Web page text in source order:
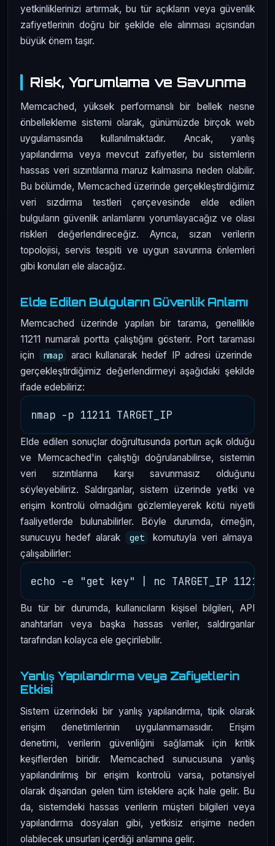
yetkinliklerinizi artırmak, bu tür açıkların veya güvenlik
zafiyetlerinin doğru bir şekilde ele alınması açısından
büyük önem taşır.
Risk, Yorumlama ve Savunma
Memcached, yüksek performanslı bir bellek nesne
önbellekleme sistemi olarak, günümüzde birçok web
uygulamasında kullanılmaktadır. Ancak, yanlış
yapılandırma veya mevcut zafiyetler, bu sistemlerin
hassas veri sızıntılarına maruz kalmasına neden olabilir.
Bu bölümde, Memcached üzerinde gerçekleştirdiğimiz
veri sızdırma testleri çerçevesinde elde edilen
bulguların güvenlik anlamlarını yorumlayacağız ve olası
riskleri değerlendireceğiz. Ayrıca, sızan verilerin
topolojisi, servis tespiti ve uygun savunma önlemleri
gibi konuları ele alacağız.
Elde Edilen Bulguların Güvenlik Anlamı
Memcached üzerinde yapılan bir tarama, genellikle
11211 numaralı portta çalıştığını gösterir. Port taraması
için
nmap
aracı kullanarak hedef IP adresi üzerinde
gerçekleştirdiğimiz değerlendirmeyi aşağıdaki şekilde
ifade edebiliriz:
Elde edilen sonuçlar doğrultusunda portun açık olduğu
ve Memcached'in çalıştığı doğrulanabilirse, sistemin
veri sızıntılarına karşı savunmasız olduğunu
söyleyebiliriz. Saldırganlar, sistem üzerinde yetki ve
erişim kontrolü olmadığını gözlemleyerek kötü niyetli
faaliyetlerde bulunabilirler. Böyle durumda, örneğin,
sunucuyu hedef alarak
get
komutuyla veri almaya
çalışabilirler:
Bu tür bir durumda, kullanıcıların kişisel bilgileri, API
anahtarları veya başka hassas veriler, saldırganlar
tarafından kolayca ele geçirilebilir.
Yanlış Yapılandırma veya Zafiyetlerin
Etkisi
Sistem üzerindeki bir yanlış yapılandırma, tipik olarak
erişim denetimlerinin uygulanmamasıdır. Erişim
denetimi, verilerin güvenliğini sağlamak için kritik
keşiflerden biridir. Memcached sunucusuna yanlış
yapılandırılmış bir erişim kontrolü varsa, potansiyel
olarak dışarıdan gelen tüm isteklere açık hale gelir. Bu
da, sistemdeki hassas verilerin müşteri bilgileri veya
yapılandırma dosyaları gibi, yetkisiz erişime neden
olabilecek unsurları içerdiği anlamına gelir.